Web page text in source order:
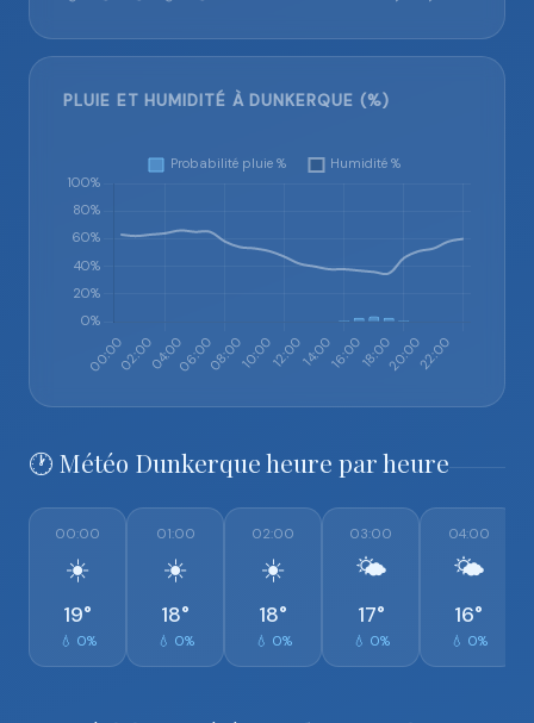
PLUIE ET HUMIDITÉ À DUNKERQUE (%)
🕐 Météo Dunkerque heure par heure
00:00
☀️
19°
💧 0%
01:00
☀️
18°
💧 0%
02:00
☀️
18°
💧 0%
03:00
🌤️
17°
💧 0%
04:00
🌤️
16°
💧 0%